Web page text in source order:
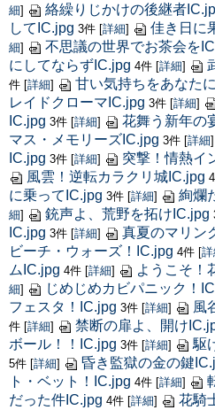
細] 絡繰りじかけの後継者
してIC.jpg 3件 [詳細] 佳き日に
細] 不思議の世界でお茶会を
にしてならずIC.jpg 4件 [詳細]
件 [詳細] 甘い気持ちをあなた
レイドクローマIC.jpg 3件 [詳細]
IC.jpg 3件 [詳細] 花舞う新年の
マス・メモリーズIC.jpg 3件 [詳細]
IC.jpg 3件 [詳細] 突撃！情熱イ
風雲！逆転カラクリ城IC.jpg
に乗ってIC.jpg 3件 [詳細] 絢爛
細] 銃声よ、荒野を拓けIC.jpg
IC.jpg 3件 [詳細] 真夏のマリン
ビーチ・ウォーズ！IC.jpg 4件 [詳
ムIC.jpg 4件 [詳細] ようこそ！
細] じめじめカビパニック！
フェスタ！IC.jpg 3件 [詳細] 風
件 [詳細] 禁断の扉よ、開け
ボール！！IC.jpg 3件 [詳細] 駆
5件 [詳細] 昏き監獄の金の鍵
ト・ベット！IC.jpg 4件 [詳細]
だった件IC.jpg 4件 [詳細] 花騎